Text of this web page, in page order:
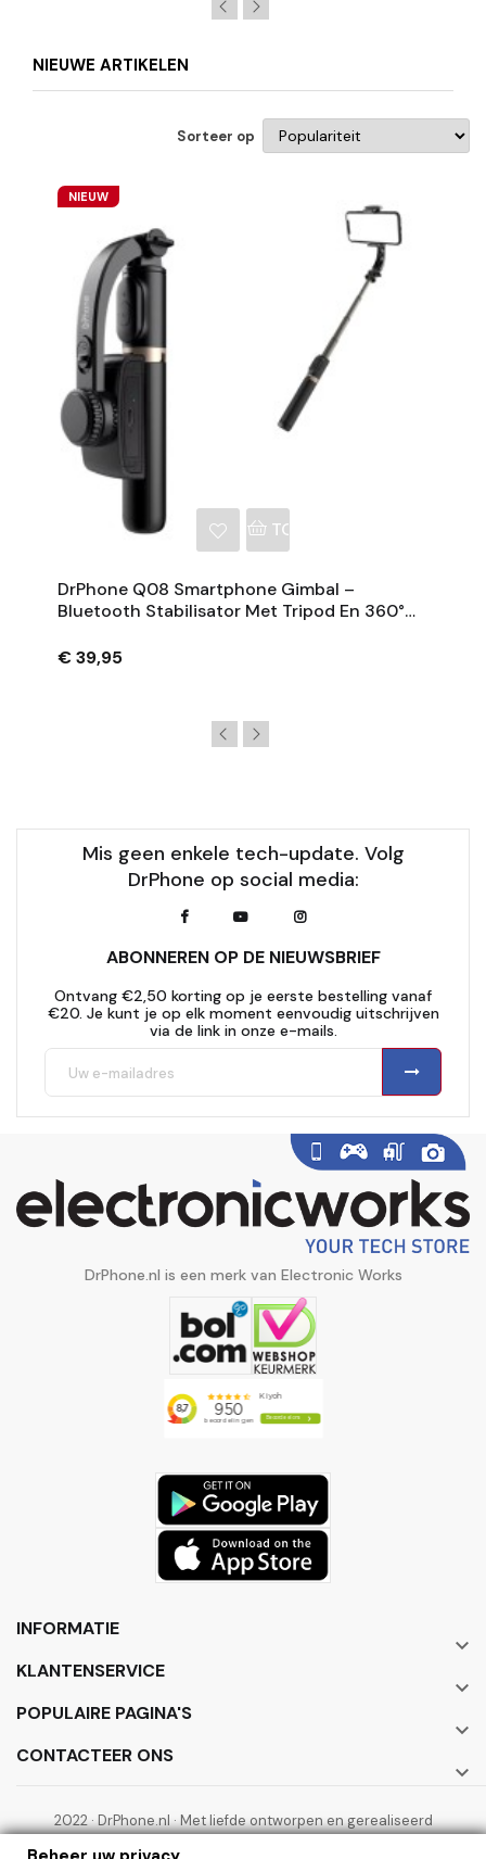
NIEUWE ARTIKELEN
Sorteer op
NIEUW
TOEVOEGEN AAN
DrPhone Q08 Smartphone Gimbal –
Bluetooth Stabilisator Met Tripod En 360°
€ 39,95
Mis geen enkele tech-update. Volg
DrPhone op social media:
ABONNEREN OP DE NIEUWSBRIEF
Ontvang €2,50 korting op je eerste bestelling vanaf
€20. Je kunt je op elk moment eenvoudig uitschrijven
via de link in onze e-mails.
DrPhone.nl is een merk van Electronic Works
INFORMATIE

KLANTENSERVICE

POPULAIRE PAGINA'S

CONTACTEER ONS

2022 · DrPhone.nl · Met liefde ontworpen en gerealiseerd